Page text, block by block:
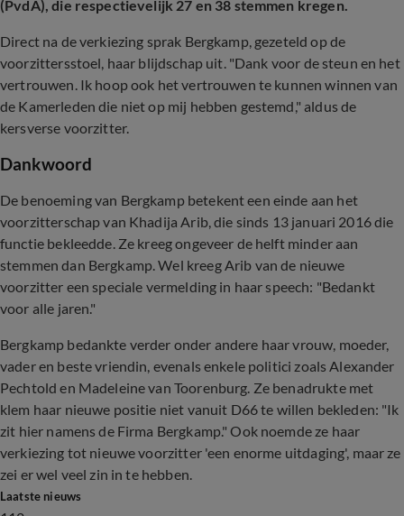
(PvdA), die respectievelijk 27 en 38 stemmen kregen.
Direct na de verkiezing sprak Bergkamp, gezeteld op de
voorzittersstoel, haar blijdschap uit. "Dank voor de steun en het
vertrouwen. Ik hoop ook het vertrouwen te kunnen winnen van
de Kamerleden die niet op mij hebben gestemd," aldus de
kersverse voorzitter.
Dankwoord
De benoeming van Bergkamp betekent een einde aan het
voorzitterschap van Khadija Arib, die sinds 13 januari 2016 die
functie bekleedde. Ze kreeg ongeveer de helft minder aan
stemmen dan Bergkamp. Wel kreeg Arib van de nieuwe
voorzitter een speciale vermelding in haar speech: "Bedankt
voor alle jaren."
Bergkamp bedankte verder onder andere haar vrouw, moeder,
vader en beste vriendin, evenals enkele politici zoals Alexander
Pechtold en Madeleine van Toorenburg. Ze benadrukte met
klem haar nieuwe positie niet vanuit D66 te willen bekleden: "Ik
zit hier namens de Firma Bergkamp." Ook noemde ze haar
verkiezing tot nieuwe voorzitter 'een enorme uitdaging', maar ze
zei er wel veel zin in te hebben.
Laatste nieuws